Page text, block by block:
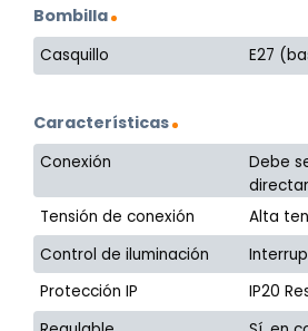
Bombilla
Casquillo E27
Características
Conexión
Debe
Tensión de conexión
Alta
Control de iluminación
Protección IP
IP20